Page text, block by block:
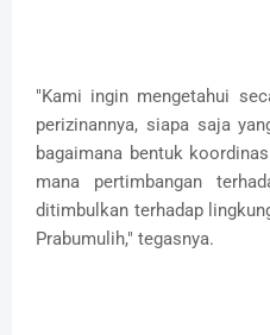
"Kami ingin mengetahui
perizinannya, siapa saja
bagaimana bentuk
mana pertimbangan
ditimbulkan terhadap
Prabumulih," tegasnya.